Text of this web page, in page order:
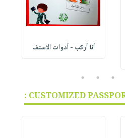
أنا أركب - أدوات الاستف
3
4
5